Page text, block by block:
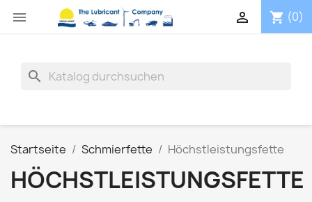
 shopping_cart (0)

search
Startseite Schmierfette Höchstleistungsfette
HÖCHSTLEISTUNGSFETTE